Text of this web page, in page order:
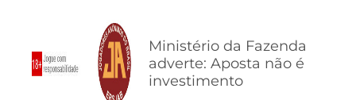
Ministério da Fazenda
adverte: Aposta não é
investimento